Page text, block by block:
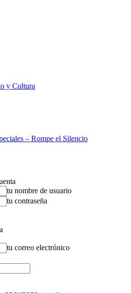
y Cultura
– Rompe el Silencio
tu nombre de usuario
tu contraseña
tu correo electrónico